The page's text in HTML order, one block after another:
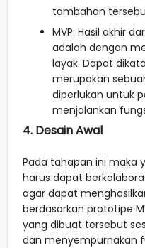
tambahan
MVP: Hasil akhir
adalah dengan
layak. Dapat
merupakan
diperlukan untuk
menjalankan
4. Desain Awal
Pada tahapan ini maka
harus dapat
agar dapat
berdasarkan prototipe
yang dibuat tersebut
dan menyempurnakan